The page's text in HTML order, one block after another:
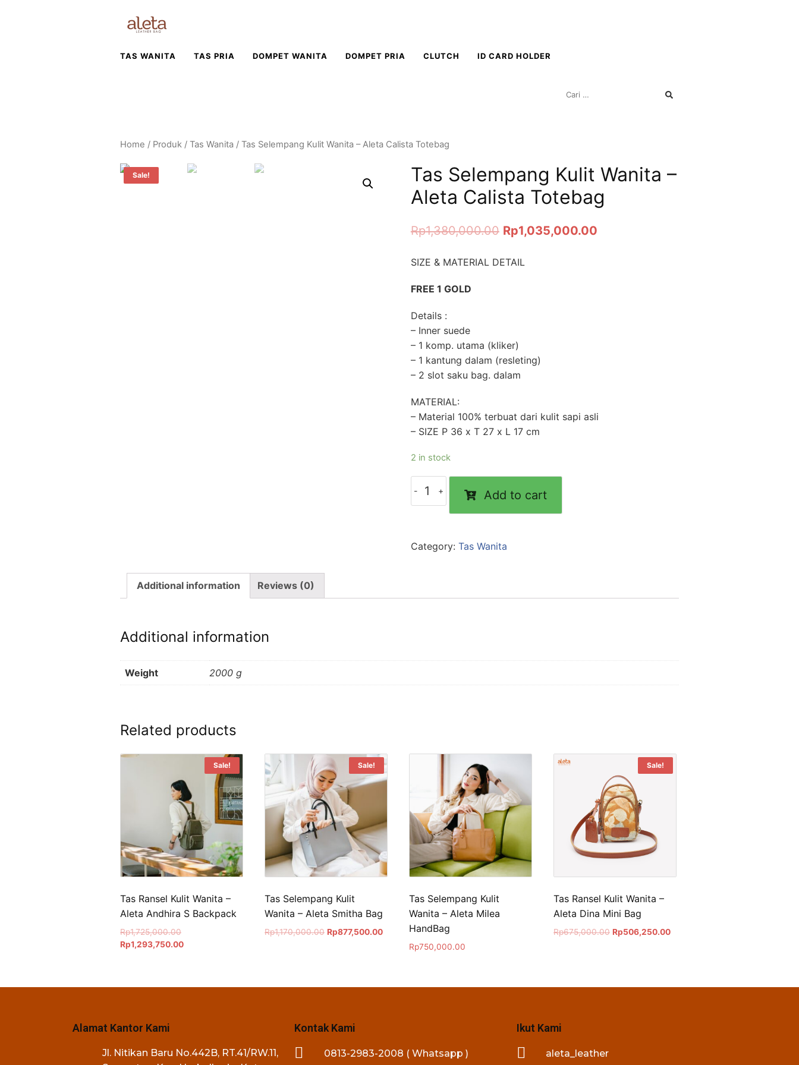
TAS WANITA TAS PRIA DOMPET WANITA DOMPET PRIA CLUTCH ID CARD HOLDER
Home / Produk / Tas Wanita / Tas Selempang Kulit Wanita – Aleta Calista Totebag
Sale!
Tas Selempang Kulit Wanita –
Aleta Calista Totebag
Rp1,380,000.00 Rp1,035,000.00
SIZE & MATERIAL DETAIL
FREE 1 GOLD
Details :
– Inner suede
– 1 komp. utama (kliker)
– 1 kantung dalam (resleting)
– 2 slot saku bag. dalam
MATERIAL:
– Material 100% terbuat dari kulit sapi asli
– SIZE P 36 x T 27 x L 17 cm
2 in stock
Add to cart
Category: Tas Wanita
Additional information Reviews (0)
Additional information
Weight 2000 g
Related products
Sale!
Tas Ransel Kulit Wanita –
Aleta Andhira S Backpack
Rp1,725,000.00
Rp1,293,750.00
Sale!
Tas Selempang Kulit
Wanita – Aleta Smitha Bag
Rp1,170,000.00 Rp877,500.00
Tas Selempang Kulit
Wanita – Aleta Milea
HandBag
Rp750,000.00
Sale!
Tas Ransel Kulit Wanita –
Aleta Dina Mini Bag
Rp675,000.00 Rp506,250.00
Alamat Kantor Kami
Jl. Nitikan Baru No.442B, RT.41/RW.11,
Kontak Kami
0813-2983-2008 ( Whatsapp )
Ikut Kami
aleta_leather